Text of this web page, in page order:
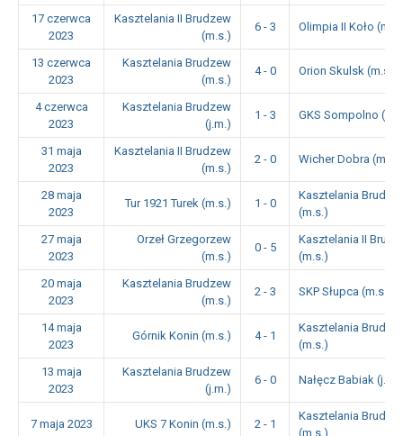
17 czerwca
2023
Kasztelania II Brudzew
(m.s.)
6 - 3 Olimpia II Koło
13 czerwca
2023
Kasztelania Brudzew
(m.s.)
4 - 0 Orion Skulsk (m.s.)
4 czerwca
2023
Kasztelania Brudzew
(j.m.)
1 - 3 GKS Sompolno
31 maja
2023
Kasztelania II Brudzew
(m.s.)
2 - 0 Wicher Dobra (m.s.)
28 maja
2023
Tur 1921 Turek (m.s.) 1 - 0
Kasztelania
(m.s.)
27 maja
2023
Orzeł Grzegorzew
(m.s.)
0 - 5
Kasztelania II
(m.s.)
20 maja
2023
Kasztelania Brudzew
(m.s.)
2 - 3 SKP Słupca (m.s.)
14 maja
2023
Górnik Konin (m.s.) 4 - 1
Kasztelania
(m.s.)
13 maja
2023
Kasztelania Brudzew
(j.m.)
6 - 0 Nałęcz Babiak (j.m.)
7 maja 2023 UKS 7 Konin (m.s.) 2 - 1
Kasztelania
(m.s.)